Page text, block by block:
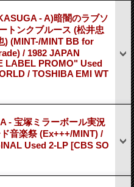
- A)暗闇のラブソ
トンクブルース (松井忠
) (MINT-/MINT BB for
/ 1982 JAPAN
LABEL PROMO" Used
/ TOSHIBA EMI WT
- 宝塚ミラーボール実況
音楽祭 (Ex+++/MINT) /
Used 2-LP [CBS SO